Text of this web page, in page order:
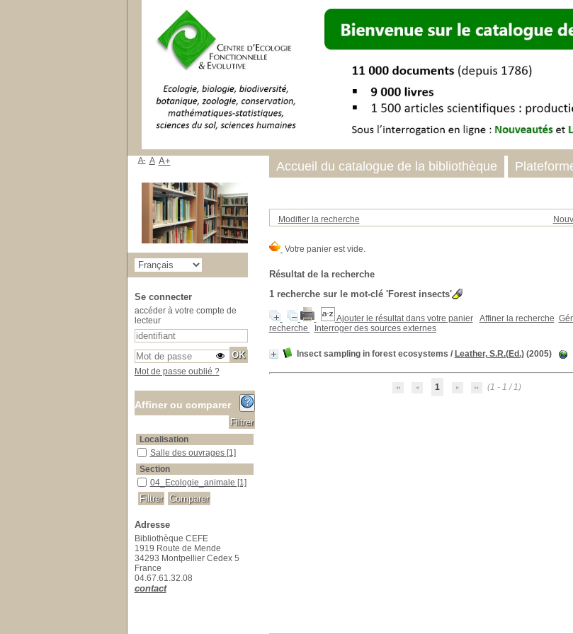
Modifier la recherche
Résultat de la recherche
1recherche sur le mot-clé 'Forest insects'
Ajouter le résultat dans votre panier Affiner la recherche
recherche
Interroger des sources externes
Insect sampling in forest ecosystems / Leather, S.R.(Ed.)(2005)
1 (1 - 1 / 1)
Accueil du catalogue de la bibliothèque
A- A A+
Se connecter
accéder à votre compte de
lecteur
Mot de passe oublié ?
Affiner ou comparer
Localisation
Salle des ouvrages
Salle des ouvrages [1]
Section
04_Ecologie_animale
04_Ecologie_animale [1]
Adresse
Bibliothèque CEFE
1919 Route de Mende
34293 Montpellier Cedex 5
France
04.67.61.32.08
contact